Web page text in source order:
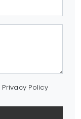
Privacy Policy